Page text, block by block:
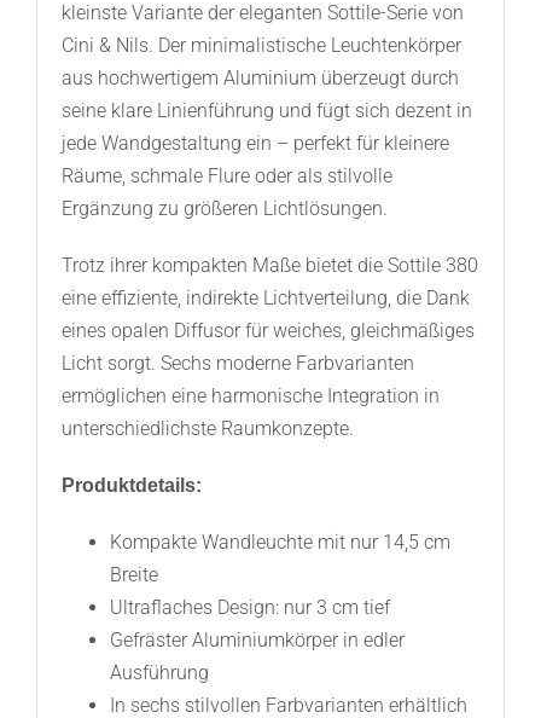
kleinste Variante der eleganten Sottile-Serie von
Cini & Nils. Der minimalistische Leuchtenkörper
aus hochwertigem Aluminium überzeugt durch
seine klare Linienführung und fügt sich dezent in
jede Wandgestaltung ein – perfekt für kleinere
Räume, schmale Flure oder als stilvolle
Ergänzung zu größeren Lichtlösungen.
Trotz ihrer kompakten Maße bietet die Sottile 380
eine effiziente, indirekte Lichtverteilung, die Dank
eines opalen Diffusor für weiches, gleichmäßiges
Licht sorgt. Sechs moderne Farbvarianten
ermöglichen eine harmonische Integration in
unterschiedlichste Raumkonzepte.
Produktdetails:
Kompakte Wandleuchte mit nur 14,5 cm
Breite
Ultraflaches Design: nur 3 cm tief
Gefräster Aluminiumkörper in edler
Ausführung
In sechs stilvollen Farbvarianten erhältlich